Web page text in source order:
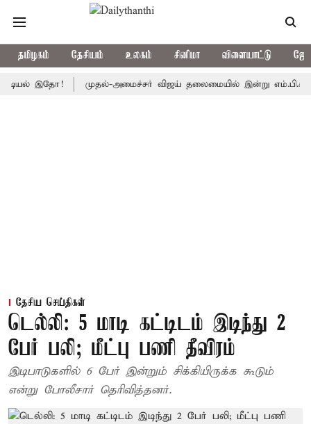
தமிழகம் தேசியம் உலகம் சினிமா விளையாட்டு
இதோ! முதல்-அமைச்சர் விஜய் தலைமையில் இன்று எம்.பி.க்கள்
தேசிய செய்திகள்
டெல்லி: 5 மாடி கட்டிடம் இடிந்து 2
பேர் பலி; மீட்பு பணி தீவிரம்
இடிபாடுகளில் 6 பேர் இன்றும் சிக்கியிருக்க கூடும்
என்று போலீசார் தெரிவித்தனர்.